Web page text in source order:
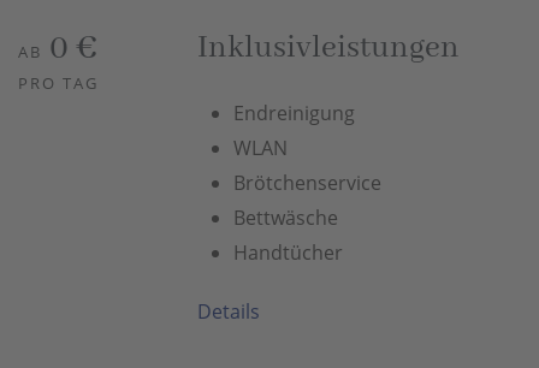
AB 0 €
PRO TAG
Inklusivleistungen
Endreinigung
WLAN
Brötchenservice
Bettwäsche
Handtücher
Details